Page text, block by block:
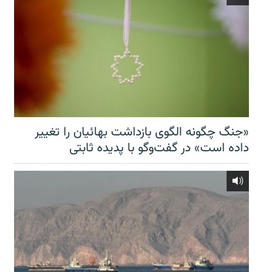
«جنگ چگونه الگوی بازداشت بهائیان را تغییر
داده است» در گفت‌وگو با پدیده ثابتی